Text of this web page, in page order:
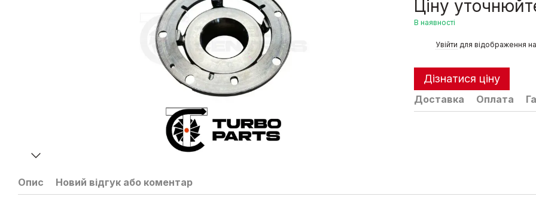
Ціну
В наявності
Увійти для відображення
Дізнатися ціну
Доставка Оплата
Опис Новий відгук або коментар